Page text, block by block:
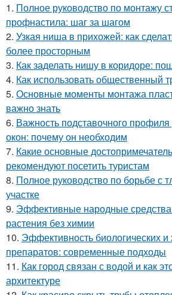
1. Полное руководство по монтажу
профнастила: шаг за шагом
2. Узкая ниша в прихожей: как
более просторным
3. Как заделать нишу в коридоре:
4. Как использовать общественный
5. Основные моменты монтажа
важно знать
6. Важность подставочного
окон: почему он необходим
7. Какие основные
рекомендуют посетить туристам
8. Полное руководство по борьбе с
участке
9. Эффективные народные средства
растения без химии
10. Эффективность биологических и
препаратов: современные подходы
11. Как город связан с водой и как
архитектуре